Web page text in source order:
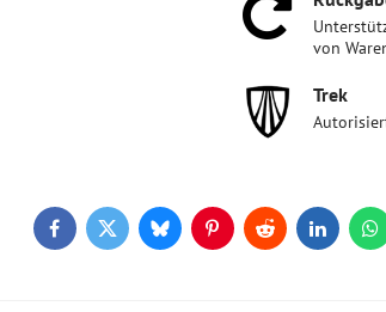
von
Trek
FacebookTwitterBlueskyPinterestReddit